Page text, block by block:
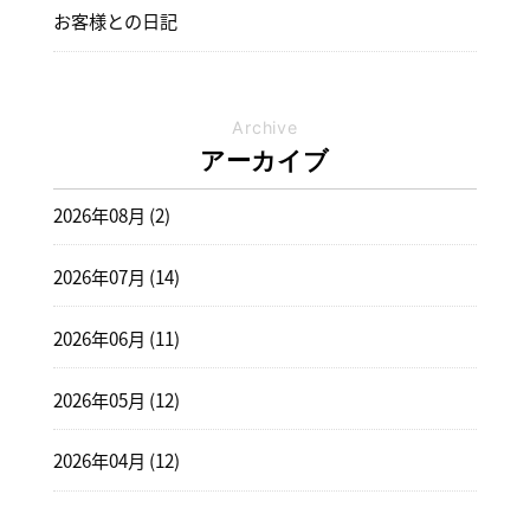
お客様との日記
Archive
アーカイブ
2026年08月 (2)
2026年07月 (14)
2026年06月 (11)
2026年05月 (12)
2026年04月 (12)